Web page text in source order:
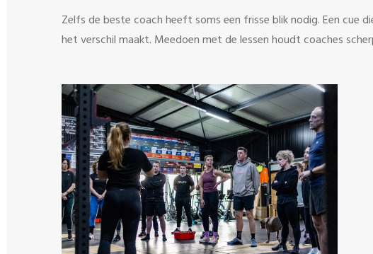
Zelfs de beste coach heeft soms een frisse blik nodig. Een cue
het verschil maakt. Meedoen met de lessen houdt coaches